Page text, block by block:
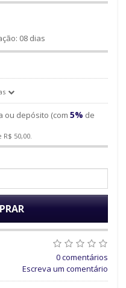
08 dias
ou depósito (com 5% de
50,00.
0 comentários
Escreva um comentário